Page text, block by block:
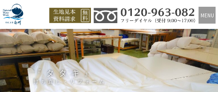
MENU
『タタキ』
打ち直し・リフォーム